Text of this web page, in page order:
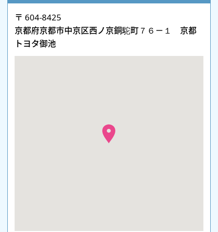
〒 604-8425
京都府京都市中京区西ノ京銅駝町７６－１ 京都
トヨタ御池